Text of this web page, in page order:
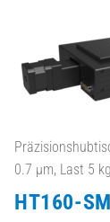
0.7 µm, Last 5
HT160-SM